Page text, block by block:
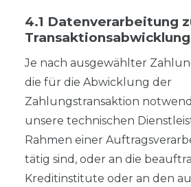
4.1 Datenverarbeitung
Transaktionsabwicklung
Je nach ausgewählter
die für die Abwicklung der
Zahlungstransaktion
unsere technischen
Rahmen einer
tätig sind, oder an die
Kreditinstitute oder an den